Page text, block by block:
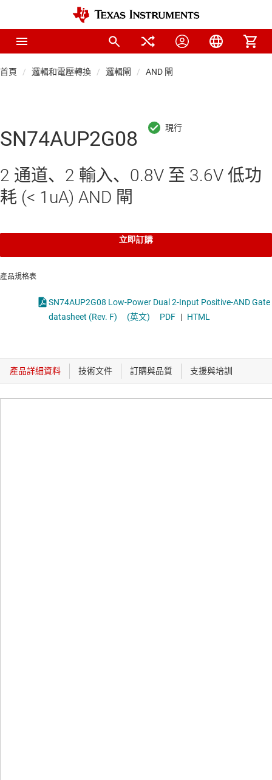
首頁 邏輯和電壓轉換 邏輯閘 AND 閘
SN74AUP2G08
2 通道、2 輸入、0.8V 至 3.6V 低功
耗 (< 1uA) AND 閘
立即訂購
產品規格表
SN74AUP2G08 Low-Power Dual 2-Input Positive-AND Gate
datasheet (Rev. F)
(英文) PDF | HTML